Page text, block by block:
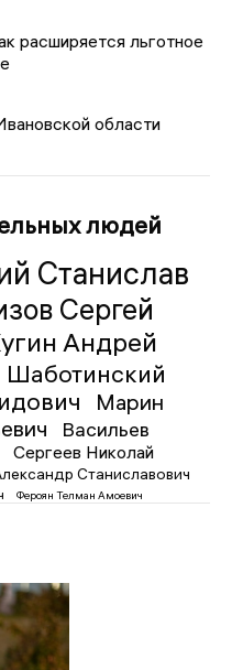
расширяется льготное
области
людей
Станислав
Сергей
Андрей
Шаботинский
Марин
Васильев
Сергеев Николай
Станиславович
Фероян Телман Амоевич